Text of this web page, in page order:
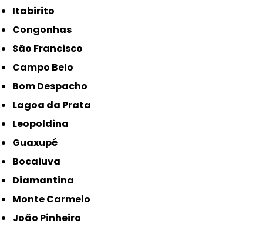
Itabirito
Congonhas
São Francisco
Campo Belo
Bom Despacho
Lagoa da Prata
Leopoldina
Guaxupé
Bocaiuva
Diamantina
Monte Carmelo
João Pinheiro